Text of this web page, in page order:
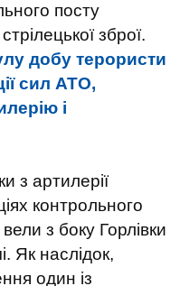
посту
зброї.
добу терористи
сил АТО,
і
з артилерії
контрольного
з боку Горлівки
Як наслідок,
один із